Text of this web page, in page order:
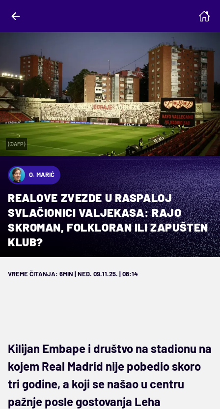
(©AFP)
O. MARIĆ
REALOVE ZVEZDE U RASPALOJ
SVLAČIONICI VALJEKASA: RAJO
SKROMAN, FOLKLORAN ILI ZAPUŠTEN
KLUB?
VREME ČITANJA: 6MIN | NED. 09.11.25. | 08:14
Kilijan Embape i društvo na stadionu na
kojem Real Madrid nije pobedio skoro
tri godine, a koji se našao u centru
pažnje posle gostovanja Leha